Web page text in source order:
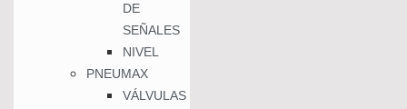
DE
SEÑALES
NIVEL
PNEUMAX
VÁLVULAS